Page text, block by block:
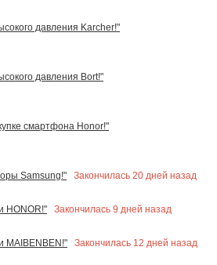
давления Karcher!"
давления Bort!"
смартфона Honor!"
Samsung!"
Закончилась 20 дней назад
HONOR!"
Закончилась 9 дней назад
MAIBENBEN!"
Закончилась 12 дней назад